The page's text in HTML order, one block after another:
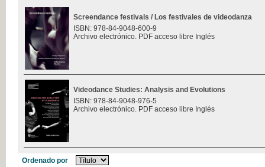
Screendance festivals / Los festivales de videodanza
ISBN: 978-84-9048-600-9
Archivo electrónico. PDF acceso libre Inglés
Videodance Studies: Analysis and Evolutions
ISBN: 978-84-9048-976-5
Archivo electrónico. PDF acceso libre Inglés
Ordenado por